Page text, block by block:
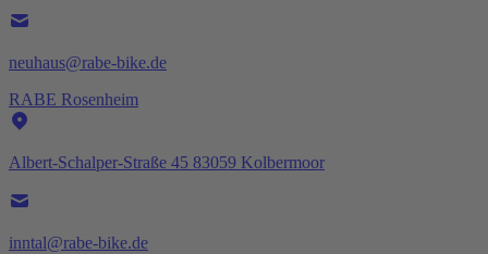
neuhaus@rabe-bike.de
RABE Rosenheim
Albert-Schalper-Straße 45 83059 Kolbermoor
inntal@rabe-bike.de